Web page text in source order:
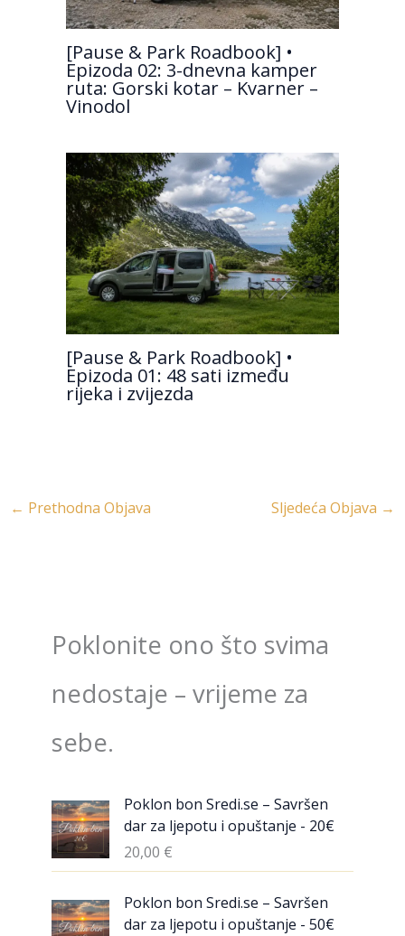
[Pause & Park Roadbook] •
Epizoda 02: 3-dnevna kamper
ruta: Gorski kotar – Kvarner –
Vinodol
[Pause & Park Roadbook] •
Epizoda 01: 48 sati između
rijeka i zvijezda
← Prethodna Objava Sljedeća Objava →
Poklonite ono što svima
nedostaje – vrijeme za
sebe.
Poklon bon Sredi.se – Savršen
dar za ljepotu i opuštanje - 20€
20,00 €
Poklon bon Sredi.se – Savršen
dar za ljepotu i opuštanje - 50€